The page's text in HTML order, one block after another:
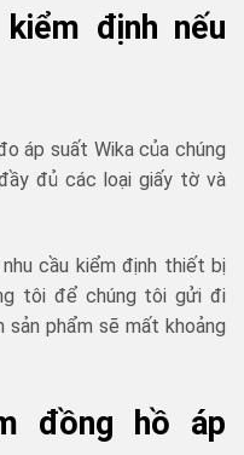
định nếu
áp suất Wika của chúng
đủ các loại giấy tờ và
cầu kiểm định thiết bị
tôi để chúng tôi gửi đi
sản phẩm sẽ mất khoảng
đồng hồ áp